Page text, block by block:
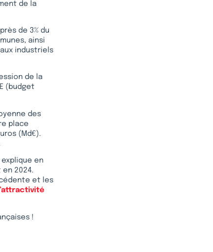
de la
de 3% du
ainsi
industriels
de la
(budget
des
place
(Md€).
en
2024.
et les
!